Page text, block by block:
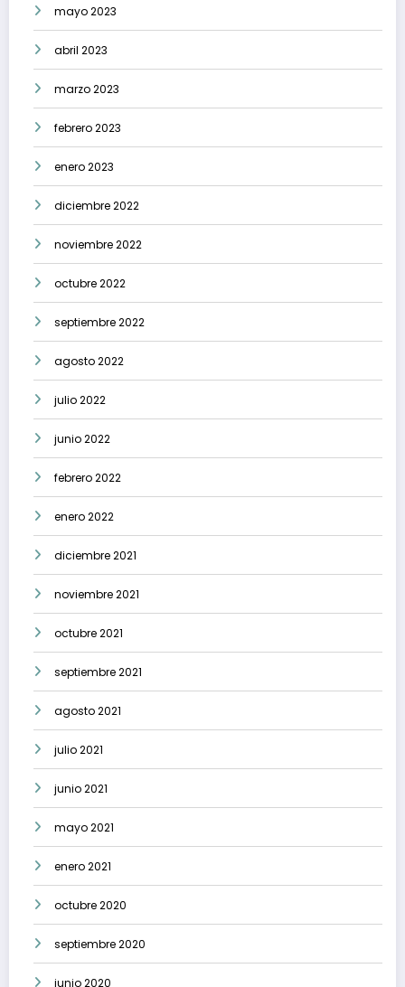
mayo 2023
abril 2023
marzo 2023
febrero 2023
enero 2023
diciembre 2022
noviembre 2022
octubre 2022
septiembre 2022
agosto 2022
julio 2022
junio 2022
febrero 2022
enero 2022
diciembre 2021
noviembre 2021
octubre 2021
septiembre 2021
agosto 2021
julio 2021
junio 2021
mayo 2021
enero 2021
octubre 2020
septiembre 2020
junio 2020